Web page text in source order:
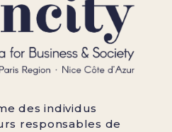
des individus
responsables de